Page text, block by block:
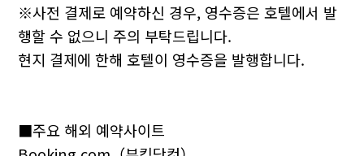
※사전 결제로 예약하신 경우, 영수증은 호텔에서 발
행할 수 없으니 주의 부탁드립니다.
현지 결제에 한해 호텔이 영수증을 발행합니다.
■주요 해외 예약사이트